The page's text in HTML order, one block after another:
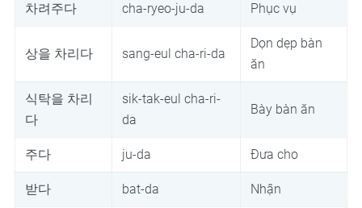
차려주다 cha-ryeo-ju-da Phục vụ
상을 차리다 sang-eul cha-ri-da
Dọn dẹp bàn
ăn
식탁을 차리
다
sik-tak-eul cha-ri-
da
Bày bàn ăn
주다 ju-da Đưa cho
받다 bat-da Nhận